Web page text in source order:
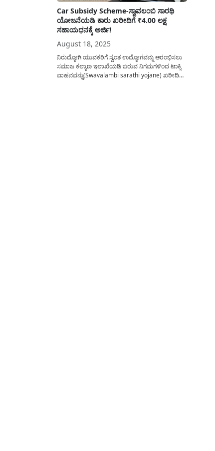
Car Subsidy Scheme-ಸ್ವಾವಲಂಬಿ ಸಾರಥಿ
ಯೋಜನೆಯಡಿ ಕಾರು ಖರೀದಿಗೆ ₹4.00 ಲಕ್ಷ
ಸಹಾಯಧನಕ್ಕೆ ಅರ್ಜಿ!
August 18, 2025
ನಿರುದ್ಯೋಗಿ ಯುವಕರಿಗೆ ಸ್ವಂತ ಉದ್ಯೋಗವನ್ನು ಆರಂಭಿಸಲು
ಸಮಾಜ ಕಲ್ಯಾಣ ಇಲಾಖೆಯಡಿ ಬರುವ ನಿಗಮಗಳಿಂದ ಟಾಕ್ಸಿ
ವಾಹನವನ್ನು(Swavalambi sarathi yojane) ಖರೀದಿ